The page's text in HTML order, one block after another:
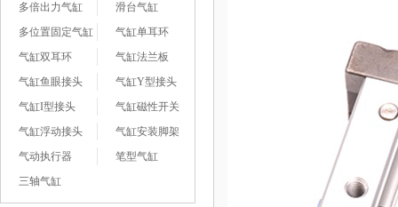
多倍出力气缸
滑台气缸
多位置固定气缸
气缸单耳环
气缸双耳环
气缸法兰板
气缸鱼眼接头
气缸Y型接头
气缸I型接头
气缸磁性开关
气缸浮动接头
气缸安装脚架
气动执行器
笔型气缸
三轴气缸